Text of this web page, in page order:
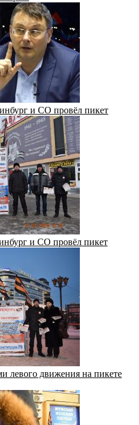
и СО провёл пикет
и СО провёл пикет
левого движения на пикете